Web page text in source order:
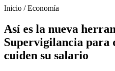
Inicio /Economía
Así es la nueva
Supervigilancia para
cuiden su salario